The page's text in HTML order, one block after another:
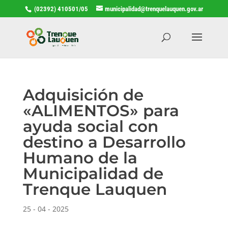
(02392) 410501/05 municipalidad@trenquelauquen.gov.ar
Adquisición de
«ALIMENTOS» para
ayuda social con
destino a Desarrollo
Humano de la
Municipalidad de
Trenque Lauquen
25 - 04 - 2025